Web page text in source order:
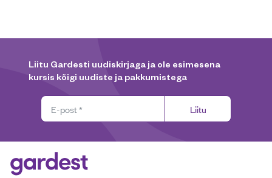
Liitu Gardesti uudiskirjaga ja ole esimesena
kursis kõigi uudiste ja pakkumistega
Liitu